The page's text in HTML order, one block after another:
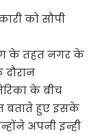
को सौपी
के तहत नगर के
के बीच
बताते हुए इसके
अपनी इन्ही